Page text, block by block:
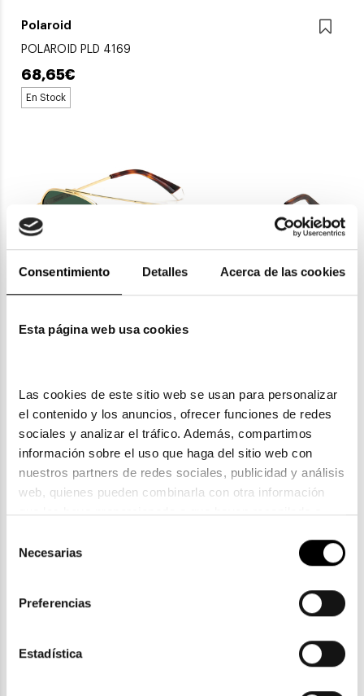
Consentimiento Detalles Acerca de las cookies
Esta página web usa cookies
Las cookies de este sitio web se usan para personalizar
el contenido y los anuncios, ofrecer funciones de redes
sociales y analizar el tráfico. Además, compartimos
información sobre el uso que haga del sitio web con
nuestros partners de redes sociales, publicidad y análisis
web, quienes pueden combinarla con otra información
que les haya proporcionado o que hayan recopilado a
la política de privacidad en el siguiente
. Consulta
Necesarias
Preferencias
Estadística
Polaroid
POLAROID PLD 4169
68,65€
En Stock
Polaroid
Polaroid
55,45€